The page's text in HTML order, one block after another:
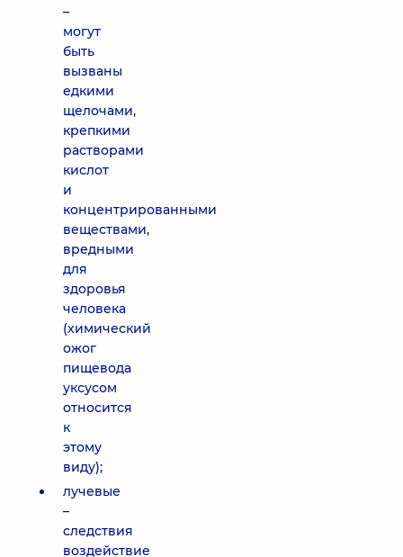
–
могут
быть
вызваны
едкими
щелочами,
крепкими
растворами
кислот
и
концентрированными
веществами,
вредными
для
здоровья
человека
(химический
ожог
пищевода
уксусом
относится
к
этому
виду);
лучевые
–
следствия
воздействие